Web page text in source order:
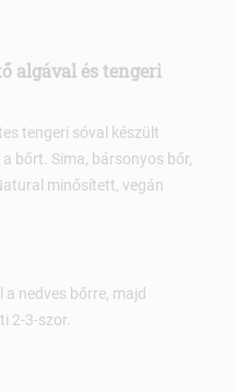
algával és tengeri
tengeri sóval készült
bőrt. Sima, bársonyos bőr,
minősített, vegán
nedves bőrre, majd
2-3-szor.